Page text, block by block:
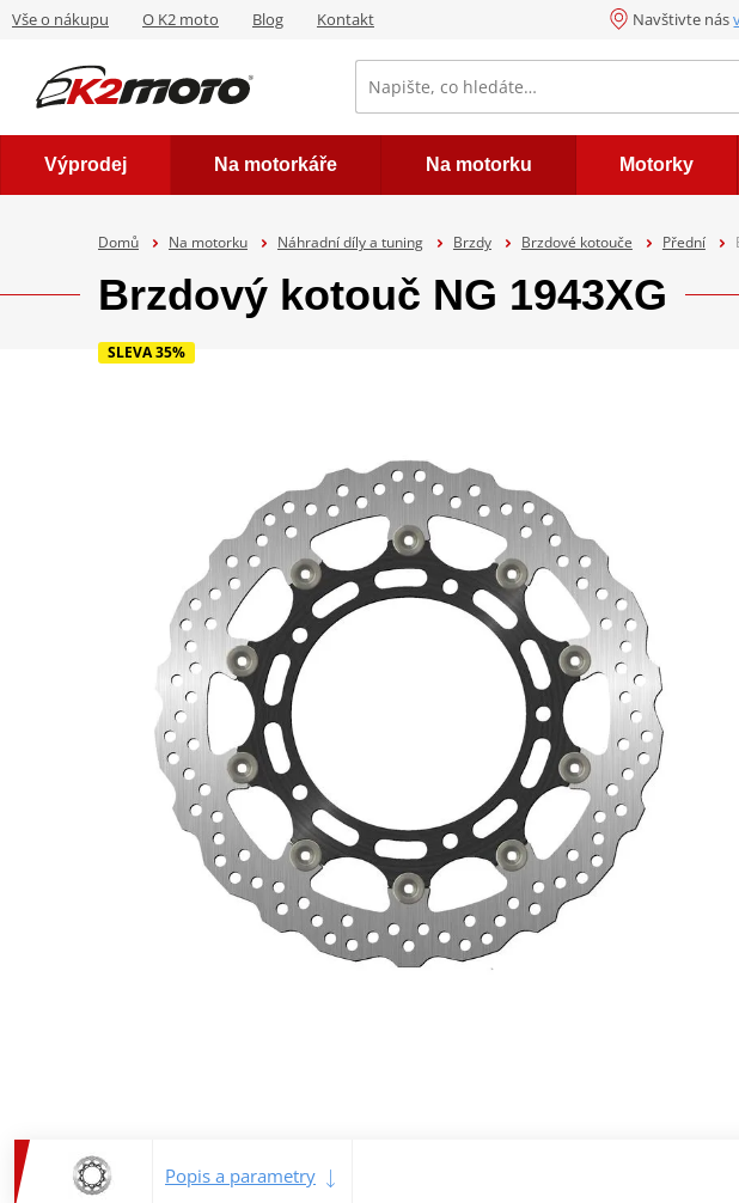
Vše o nákupu O K2 moto Blog Kontakt Navštivte nás
Výprodej Na motorkáře Na motorku Motorky
Domů Na motorku Náhradní díly a tuning Brzdy Brzdové kotouče Přední
Brzdový kotouč NG 1943XG
SLEVA 35%
Popis a parametry